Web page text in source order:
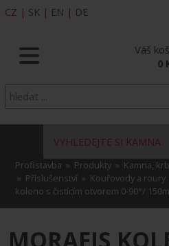
CZ | SK | EN | DE
Váš
0
VYHLEDEJTE SI KAMNA
Profistavba » Produkty » Kamna,
» Příslušenství » Kouřovody a roury
koleno s čistícím otvorem 0-90°/